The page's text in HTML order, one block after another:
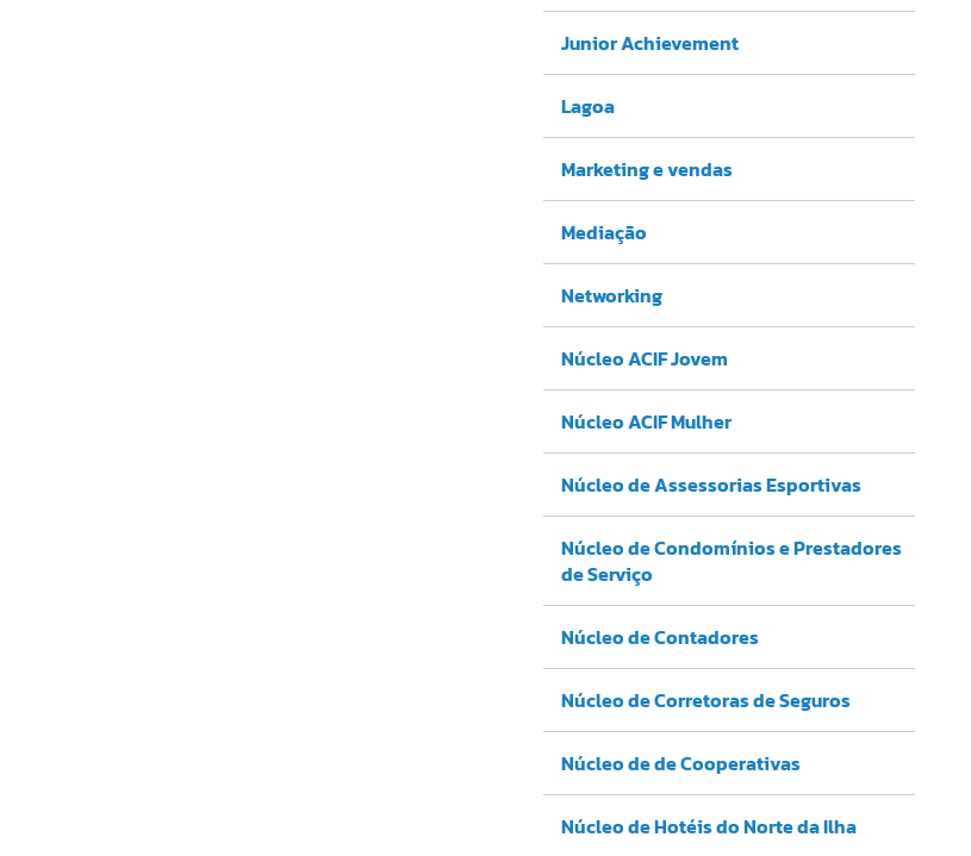
Junior Achievement
Lagoa
Marketing e vendas
Mediação
Networking
Núcleo ACIF Jovem
Núcleo ACIF Mulher
Núcleo de Assessorias Esportivas
Núcleo de Condomínios e Prestadores
de Serviço
Núcleo de Contadores
Núcleo de Corretoras de Seguros
Núcleo de de Cooperativas
Núcleo de Hotéis do Norte da Ilha